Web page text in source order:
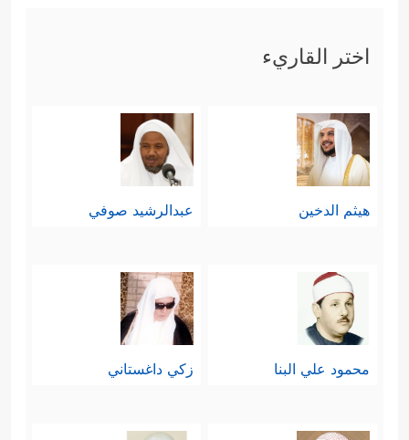
اختر القاريء
هيثم الدخين عبدالرشيد صوفي
محمود علي البنا زكي داغستاني